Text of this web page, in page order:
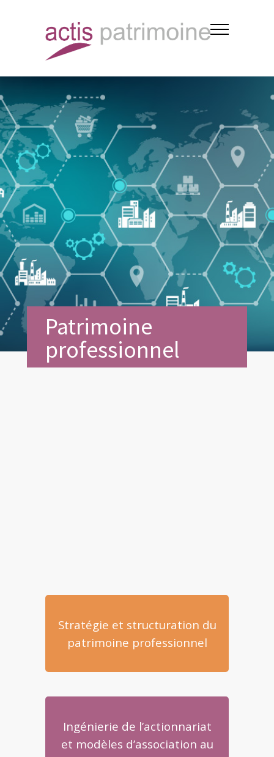
Patrimoine
professionnel
Stratégie et structuration du
patrimoine professionnel
Ingénierie de l’actionnariat
et modèles d’association au